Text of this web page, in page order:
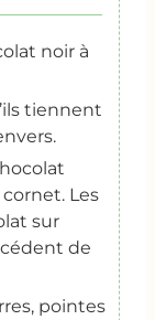
noir à
tiennent
Les
sur
de
pointes